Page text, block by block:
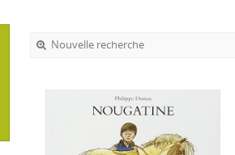
Nouvelle recherche